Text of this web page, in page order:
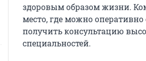
здоровым образом жизни.
место, где можно
получить консультацию
специальностей.